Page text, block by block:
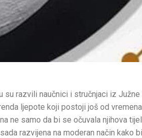
su razvili naučnici i stručnjaci iz Južne
ljepote koji postoji još od
ne samo da bi se očuvala njihova
razvijena na moderan način kako